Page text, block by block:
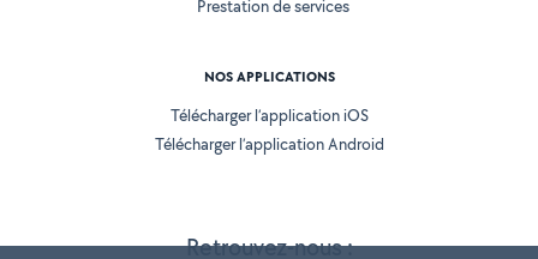
Retrouvez-nous :
Prestation de services
NOS APPLICATIONS
Télécharger l’application iOS
Télécharger l’application Android